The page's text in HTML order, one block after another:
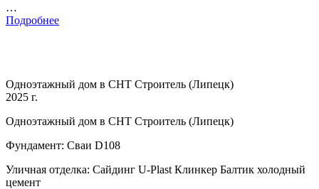
…
Подробнее
Одноэтажный дом в СНТ Строитель (Липецк)
2025 г.
Одноэтажный дом в СНТ Строитель (Липецк)
Фундамент: Сваи D108
Уличная отделка: Сайдинг U-Plast Клинкер Балтик холодный
цемент